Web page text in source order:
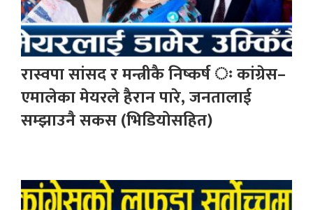
रास्वपा सांसद र मन्त्रीकै निष्कर्ष ः कांग्रेस–
एमालेका मेयरले हैरान पारे, जनतालाई
सम्झाउनै सकस (भिडियोसहित)